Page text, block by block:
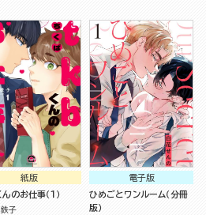
紙版
のお仕事（１）
子
電子版
ひめごとワンルーム（分冊
版）